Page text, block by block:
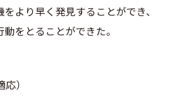
より早く発見することができ、
をとることができた。
）